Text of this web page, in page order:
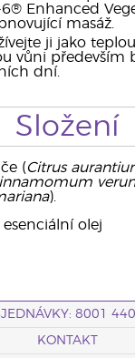
Enhanced
masáž.
ji jako
vůni především
dní.
Složení
(Citrus
).
olej
8001
KONTAKT